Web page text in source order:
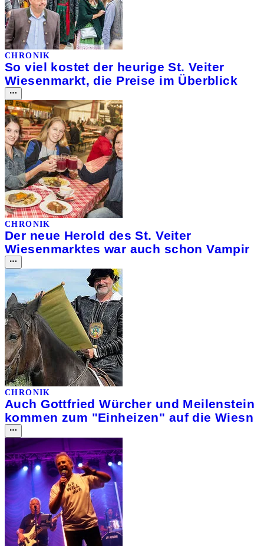
CHRONIK
So viel kostet der heurige St. Veiter
Wiesenmarkt, die Preise im Überblick
CHRONIK
Der neue Herold des St. Veiter
Wiesenmarktes war auch schon Vampir
CHRONIK
Auch Gottfried Würcher und Meilenstein
kommen zum "Einheizen" auf die Wiesn